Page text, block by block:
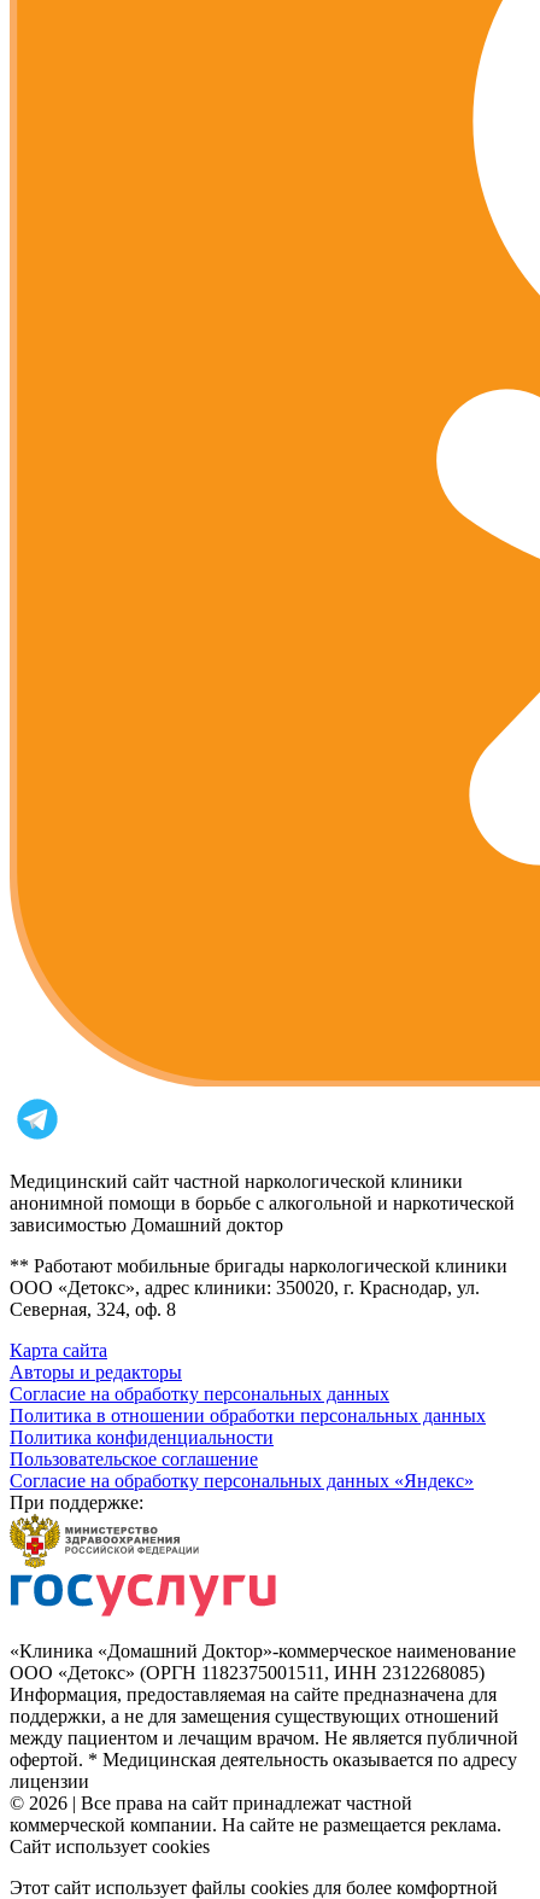
Медицинский сайт частной наркологической клиники
анонимной помощи в борьбе с алкогольной и наркотической
зависимостью Домашний доктор
** Работают мобильные бригады наркологической клиники
ООО «Детокс», адрес клиники: 350020, г. Краснодар, ул.
Северная, 324, оф. 8
Карта сайта
Авторы и редакторы
Согласие на обработку персональных данных
Политика в отношении обработки персональных данных
Политика конфиденциальности
Пользовательское соглашение
Согласие на обработку персональных данных «Яндекс»
При поддержке:
«Клиника «Домашний Доктор»-коммерческое наименование
ООО «Детокс» (ОРГН 1182375001511, ИНН 2312268085)
Информация, предоставляемая на сайте предназначена для
поддержки, а не для замещения существующих отношений
между пациентом и лечащим врачом. Не является публичной
офертой. * Медицинская деятельность оказывается по адресу
лицензии
© 2026 | Все права на сайт принадлежат частной
коммерческой компании. На сайте не размещается реклама.
Сайт использует cookies
Этот сайт использует файлы cookies для более комфортной